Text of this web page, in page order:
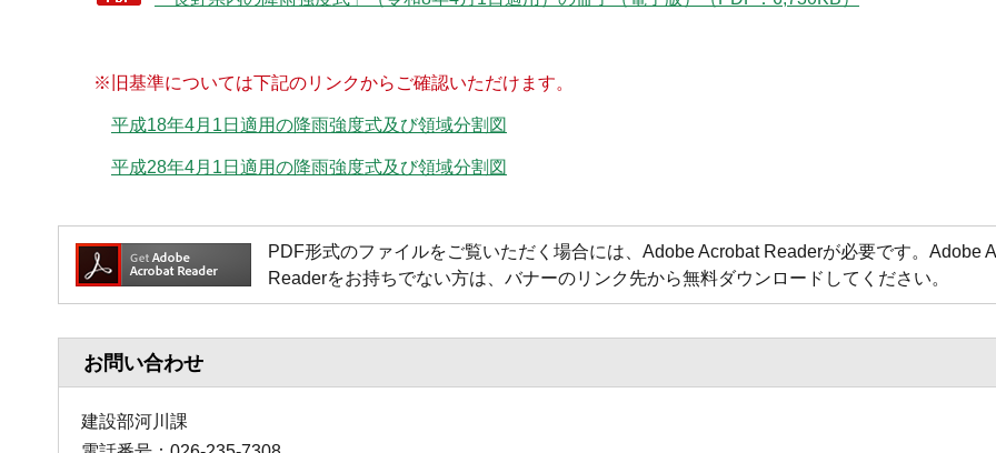
※旧基準については下記のリンクからご確認いただけます。
平成18年4月1日適用の降雨強度式及び領域分割図
平成28年4月1日適用の降雨強度式及び領域分割図
PDF形式のファイルをご覧いただく場合には、Adobe Acrobat Readerが必要です。Adobe
Readerをお持ちでない方は、バナーのリンク先から無料ダウンロードしてください。
お問い合わせ
建設部河川課